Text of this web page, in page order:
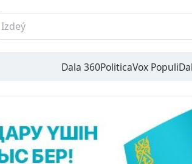
Dala 360PoliticaVox Populi